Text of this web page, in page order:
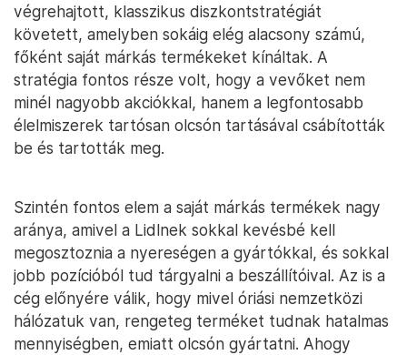
végrehajtott, klasszikus diszkontstratégiát
követett, amelyben sokáig elég alacsony számú,
főként saját márkás termékeket kínáltak. A
stratégia fontos része volt, hogy a vevőket nem
minél nagyobb akciókkal, hanem a legfontosabb
élelmiszerek tartósan olcsón tartásával csábították
be és tartották meg.
Szintén fontos elem a saját márkás termékek nagy
aránya, amivel a Lidlnek sokkal kevésbé kell
megosztoznia a nyereségen a gyártókkal, és sokkal
jobb pozícióból tud tárgyalni a beszállítóival. Az is a
cég előnyére válik, hogy mivel óriási nemzetközi
hálózatuk van, rengeteg terméket tudnak hatalmas
mennyiségben, emiatt olcsón gyártatni. Ahogy